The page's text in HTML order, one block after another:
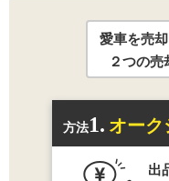
愛車を売
２つの売
方法1. オーク
出